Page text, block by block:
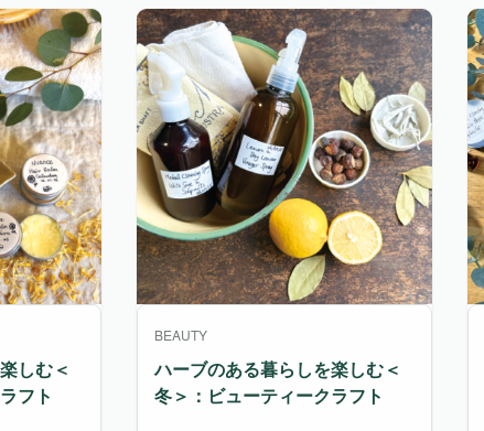
しむ＜
フト
BEAUTY
ハーブのある暮らしを楽しむ＜
冬＞：ビューティークラフト